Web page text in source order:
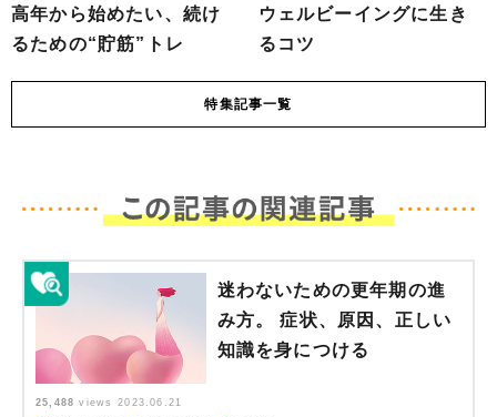
高年から始めたい、続け
るための“貯筋”トレ
ウェルビーイングに生き
るコツ
特集記事一覧
迷わないための更年期の進
み方。 症状、原因、正しい
知識を身につける
25,488 views
2023.06.21